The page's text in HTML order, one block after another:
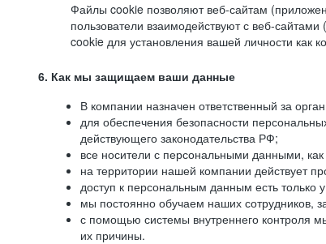
Файлы cookie позволяют веб-сайтам
пользователи взаимодействуют с веб-
cookie для установления вашей личности как
6. Как мы защищаем ваши данные
В компании назначен ответственный за
для обеспечения безопасности
действующего законодательства РФ;
все носители с персональными данными,
на территории нашей компании действует
доступ к персональным данным есть только
мы постоянно обучаем наших сотрудников,
с помощью системы внутреннего контроля
их причины.